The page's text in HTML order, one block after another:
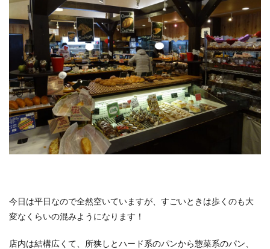
今日は平日なので全然空いていますが、すごいときは歩くのも大
変なくらいの混みようになります！
店内は結構広くて、所狭しとハード系のパンから惣菜系のパン、